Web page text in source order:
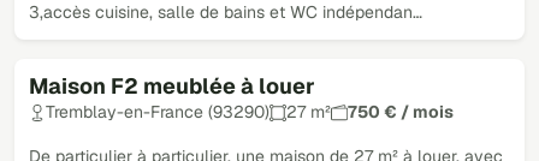
3,accès cuisine, salle de bains et WC indépendan…
Maison F2 meublée à louer
Tremblay-en-France (93290) 27 m² 750 € / mois
De particulier à particulier, une maison de 27 m² à louer, avec